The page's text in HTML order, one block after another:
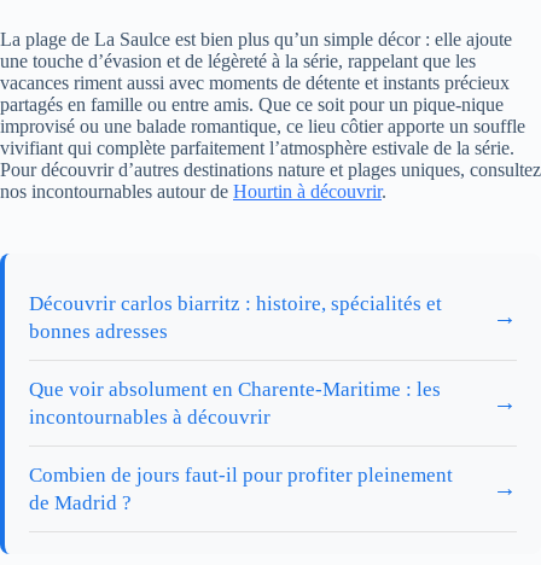
La plage de La Saulce est bien plus qu’un simple décor : elle ajoute
une touche d’évasion et de légèreté à la série, rappelant que les
vacances riment aussi avec moments de détente et instants précieux
partagés en famille ou entre amis. Que ce soit pour un pique-nique
improvisé ou une balade romantique, ce lieu côtier apporte un souffle
vivifiant qui complète parfaitement l’atmosphère estivale de la série.
Pour découvrir d’autres destinations nature et plages uniques, consultez
nos incontournables autour de Hourtin à découvrir.
Découvrir carlos biarritz : histoire, spécialités et
bonnes adresses
→
Que voir absolument en Charente-Maritime : les
incontournables à découvrir
→
Combien de jours faut-il pour profiter pleinement
de Madrid ?
→